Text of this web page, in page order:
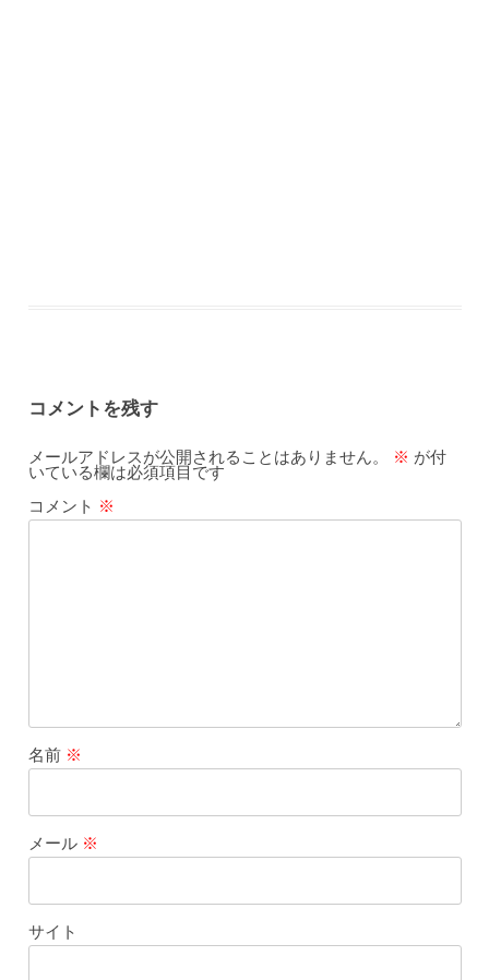
コメントを残す
メールアドレスが公開されることはありません。 ※ が付
いている欄は必須項目です
コメント ※
名前 ※
メール ※
サイト